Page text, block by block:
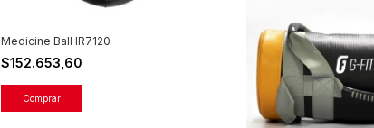
Medicine Ball IR7120
$152.653,60
Comprar